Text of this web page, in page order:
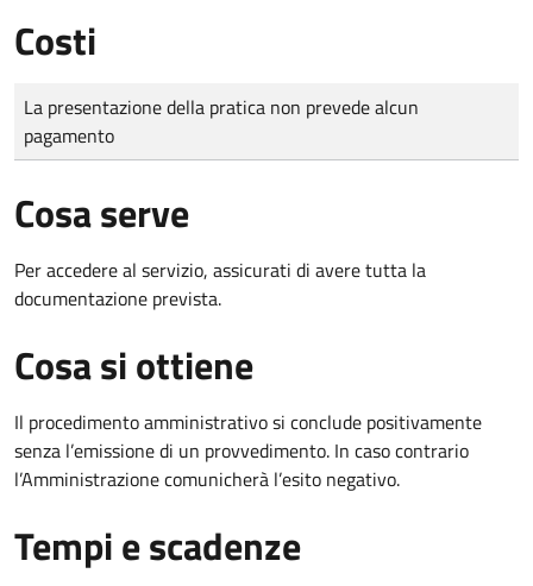
Costi
Tipo di pagamento
Importo
La presentazione della pratica non prevede alcun
pagamento
Cosa serve
Per accedere al servizio, assicurati di avere tutta la
documentazione prevista.
Cosa si ottiene
Il procedimento amministrativo si conclude positivamente
senza l’emissione di un provvedimento. In caso contrario
l’Amministrazione comunicherà l’esito negativo.
Tempi e scadenze